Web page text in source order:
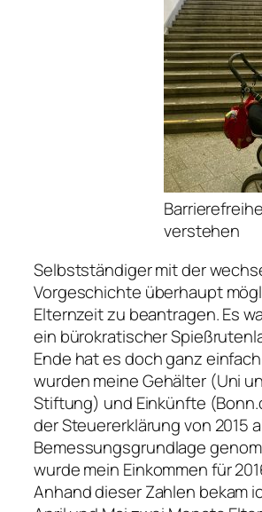
verstehen
Selbstständiger mit der
Vorgeschichte überhaupt
Elternzeit zu beantragen. Es
ein bürokratischer
Ende hat es doch ganz
wurden meine Gehälter (Uni
Stiftung) und Einkünfte
der Steuererklärung von 2015
Bemessungsgrundlage
wurde mein Einkommen für
Anhand dieser Zahlen bekam